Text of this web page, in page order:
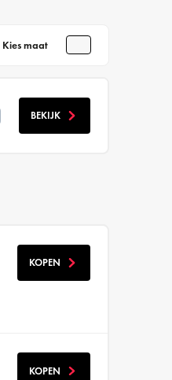
Kies maat
BEKIJK
KOPEN
KOPEN